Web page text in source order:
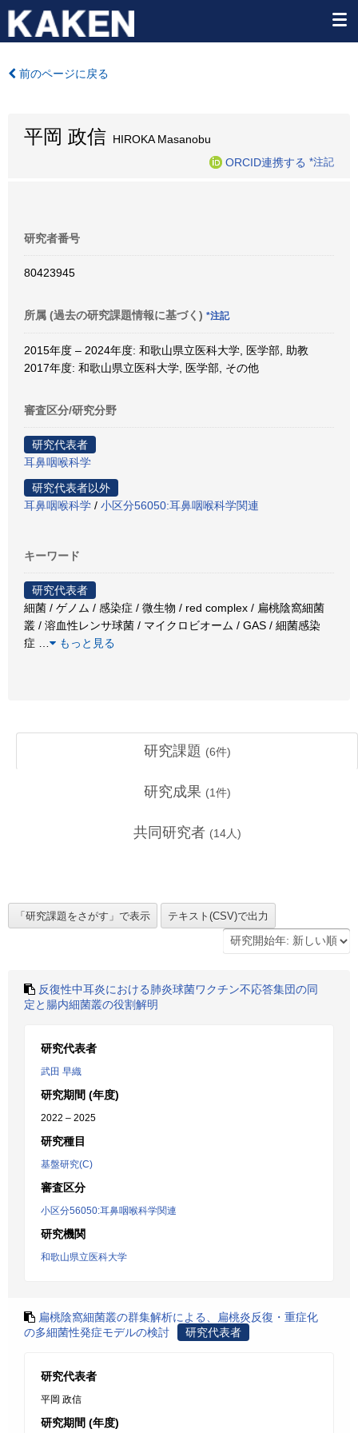
前のページに戻る
平岡 政信 HIROKA Masanobu
ORCID連携する *注記
研究者番号
80423945
所属 (過去の研究課題情報に基づく) *注記
2015年度 – 2024年度: 和歌山県立医科大学, 医学部, 助教
2017年度: 和歌山県立医科大学, 医学部, その他
審査区分/研究分野
研究代表者
耳鼻咽喉科学
研究代表者以外
耳鼻咽喉科学 / 小区分56050:耳鼻咽喉科学関連
キーワード
研究代表者
細菌 / ゲノム / 感染症 / 微生物 / red complex / 扁桃陰窩細菌
叢 / 溶血性レンサ球菌 / マイクロビオーム / GAS / 細菌感染
症
もっと見る
研究課題 (6件)
研究成果 (1件)
共同研究者 (14人)
反復性中耳炎における肺炎球菌ワクチン不応答集団の同
定と腸内細菌叢の役割解明
研究代表者
武田 早織
研究期間 (年度)
2022 – 2025
研究種目
基盤研究(C)
審査区分
小区分56050:耳鼻咽喉科学関連
研究機関
和歌山県立医科大学
扁桃陰窩細菌叢の群集解析による、扁桃炎反復・重症化
の多細菌性発症モデルの検討
研究代表者
研究代表者
平岡 政信
研究期間 (年度)